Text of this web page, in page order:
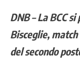
DNB – La BCC
Bisceglie,
del secondo